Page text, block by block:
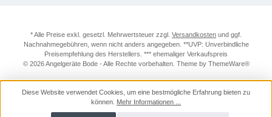
* Alle Preise exkl. gesetzl. Mehrwertsteuer zzgl. Versandkosten und ggf.
Nachnahmegebühren, wenn nicht anders angegeben. **UVP: Unverbindliche
Preisempfehlung des Herstellers. *** ehemaliger Verkaufspreis
© 2026 Angelgeräte Bode - Alle Rechte vorbehalten. Theme by ThemeWare®
Diese Website verwendet Cookies, um eine bestmögliche Erfahrung bieten zu
können. Mehr Informationen ...